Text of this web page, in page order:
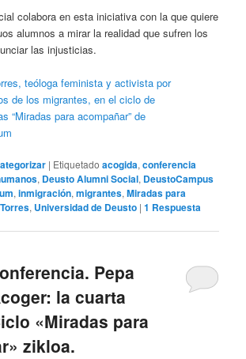
colabora en esta iniciativa con la que quiere
alumnos a mirar la realidad que sufren los
las injusticias.
| Etiquetado acogida,conferencia
, Deusto Alumni Social, DeustoCampus
,inmigración,migrantes,Miradas para
, Universidad de Deusto |1 Respuesta
Pepa
la cuarta
«Miradas para
zikloa.